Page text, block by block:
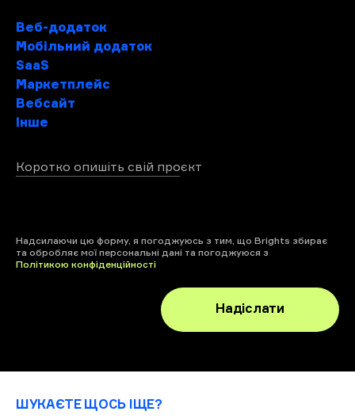
Веб-додаток
Мобільний додаток
SaaS
Маркетплейс
Вебсайт
Інше
Коротко опишіть свій проєкт
Надсилаючи цю форму, я погоджуюсь з тим, що Brights збирає
та обробляє мої персональні дані та погоджуюся з
Політикою конфіденційності
Надіслати
ШУКАЄТЕ ЩОСЬ ІЩЕ?